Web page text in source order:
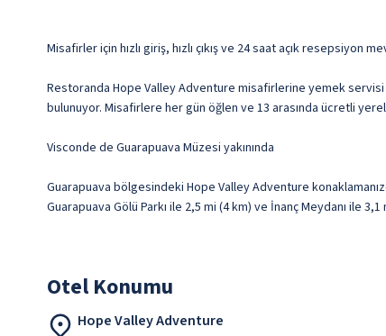
Misafirler için hızlı giriş, hızlı çıkış ve 24 saat açık resepsiyon
Restoranda Hope Valley Adventure misafirlerine yemek
bulunuyor. Misafirlere her gün öğlen ve 13 arasında ücretli
Visconde de Guarapuava Müzesi yakınında
Guarapuava bölgesindeki Hope Valley Adventure
Guarapuava Gölü Parkı ile 2,5 mi (4 km) ve İnanç Meydanı ile
Otel Konumu
Hope Valley Adventure